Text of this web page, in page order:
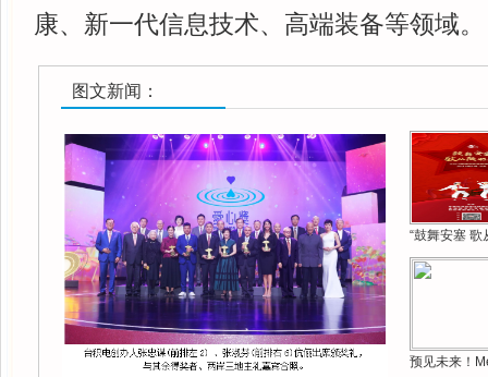
康、新一代信息技术、高端装备等领域。
图文新闻：
“鼓舞安塞 歌
预见未来！